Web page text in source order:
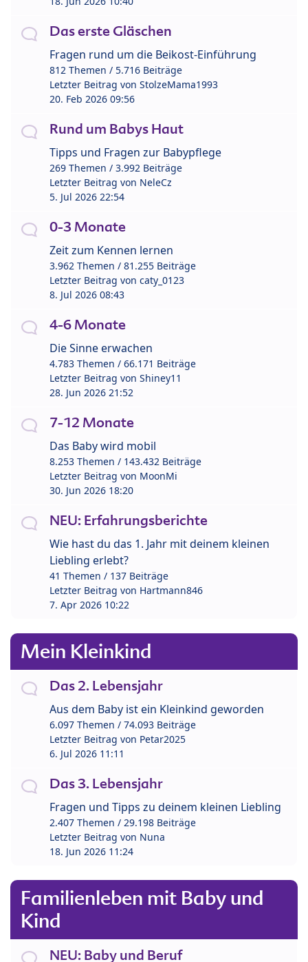
Das erste Gläschen
Fragen rund um die Beikost-Einführung
812 Themen / 5.716 Beiträge
Letzter Beitrag von StolzeMama1993
20. Feb 2026 09:56
Rund um Babys Haut
Tipps und Fragen zur Babypflege
269 Themen / 3.992 Beiträge
Letzter Beitrag von NeleCz
5. Jul 2026 22:54
0-3 Monate
Zeit zum Kennen lernen
3.962 Themen / 81.255 Beiträge
Letzter Beitrag von caty_0123
8. Jul 2026 08:43
4-6 Monate
Die Sinne erwachen
4.783 Themen / 66.171 Beiträge
Letzter Beitrag von Shiney11
28. Jun 2026 21:52
7-12 Monate
Das Baby wird mobil
8.253 Themen / 143.432 Beiträge
Letzter Beitrag von MoonMi
30. Jun 2026 18:20
NEU: Erfahrungsberichte
Wie hast du das 1. Jahr mit deinem kleinen
Liebling erlebt?
41 Themen / 137 Beiträge
Letzter Beitrag von Hartmann846
7. Apr 2026 10:22
Mein Kleinkind
Das 2. Lebensjahr
Aus dem Baby ist ein Kleinkind geworden
6.097 Themen / 74.093 Beiträge
Letzter Beitrag von Petar2025
6. Jul 2026 11:11
Das 3. Lebensjahr
Fragen und Tipps zu deinem kleinen Liebling
2.407 Themen / 29.198 Beiträge
Letzter Beitrag von Nuna
18. Jun 2026 11:24
Familienleben mit Baby und
Kind
NEU: Baby und Beruf